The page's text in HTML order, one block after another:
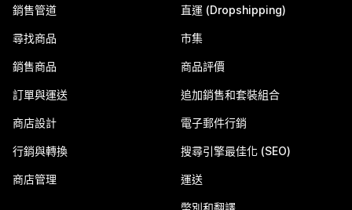
銷售管道
尋找商品
銷售商品
訂單與運送
商店設計
行銷與轉換
商店管理
直運 (Dropshipping)
市集
商品評價
追加銷售和套裝組合
電子郵件行銷
搜尋引擎最佳化 (SEO)
運送